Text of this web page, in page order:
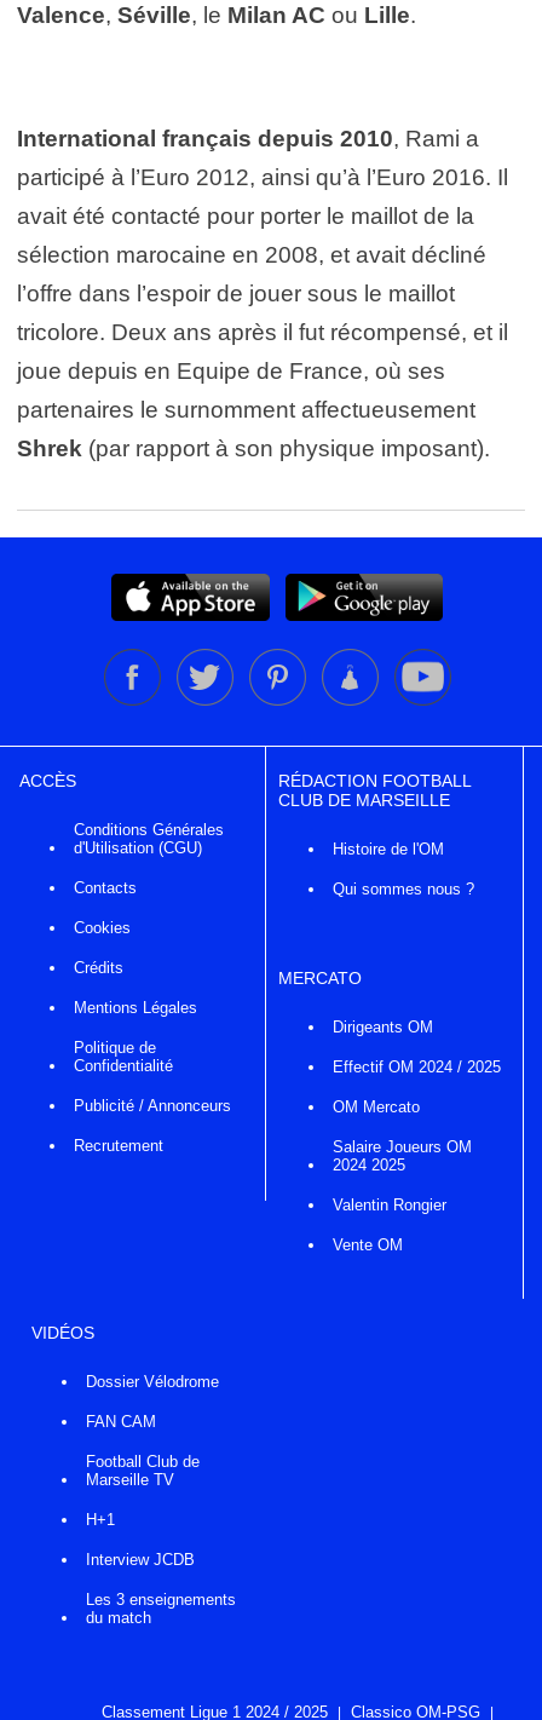
Valence, Séville, le Milan AC ou Lille.
International français depuis 2010, Rami a
participé à l’Euro 2012, ainsi qu’à l’Euro 2016. Il
avait été contacté pour porter le maillot de la
sélection marocaine en 2008, et avait décliné
l’offre dans l’espoir de jouer sous le maillot
tricolore. Deux ans après il fut récompensé, et il
joue depuis en Equipe de France, où ses
partenaires le surnomment affectueusement
Shrek (par rapport à son physique imposant).
ACCÈS
Conditions Générales
d'Utilisation (CGU)
Contacts
Cookies
Crédits
Mentions Légales
Politique de
Confidentialité
Publicité / Annonceurs
Recrutement
RÉDACTION FOOTBALL
CLUB DE MARSEILLE
Histoire de l'OM
Qui sommes nous ?
MERCATO
Dirigeants OM
Effectif OM 2024 / 2025
OM Mercato
Salaire Joueurs OM
2024 2025
Valentin Rongier
Vente OM
VIDÉOS
Dossier Vélodrome
FAN CAM
Football Club de
Marseille TV
H+1
Interview JCDB
Les 3 enseignements
du match
Classement Ligue 1 2024 / 2025 Classico OM-PSG